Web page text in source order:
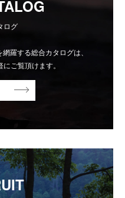
ログ
羅する総合カタログは、
ご覧頂けます。